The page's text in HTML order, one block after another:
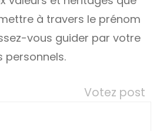
à travers le prénom
vous guider par votre
Votez post